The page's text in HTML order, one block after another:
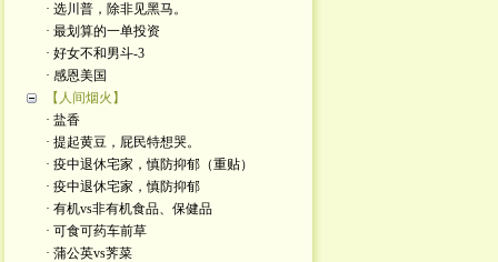
· 选川普，除非见黑马。
· 最划算的一单投资
· 好女不和男斗-3
· 感恩美国
【人间烟火】
· 盐香
· 提起黄豆，屁民特想哭。
· 疫中退休宅家，慎防抑郁（重贴）
· 疫中退休宅家，慎防抑郁
· 有机vs非有机食品、保健品
· 可食可药车前草
· 蒲公英vs荠菜